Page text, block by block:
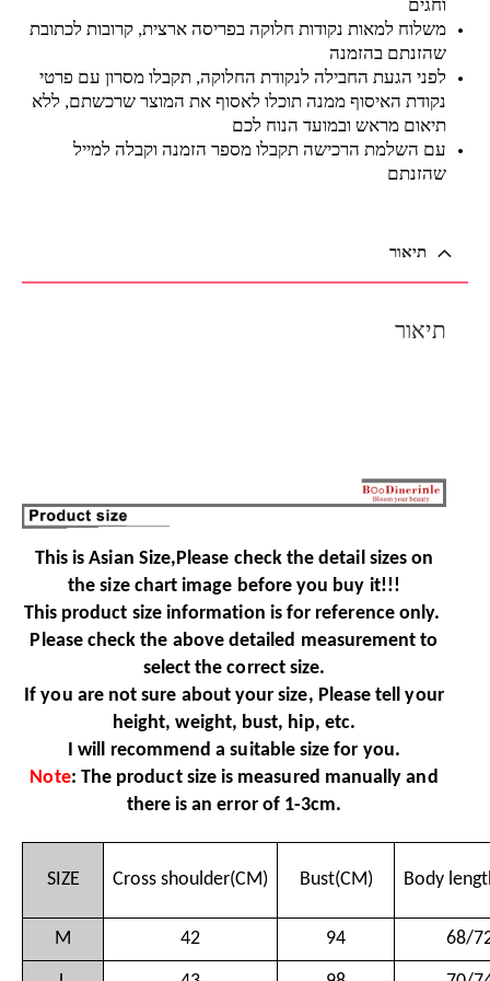
וחגים
משלוח למאות נקודות חלוקה בפריסה ארצית, קרובות לכתובת
שהזנתם בהזמנה
לפני הגעת החבילה לנקודת החלוקה, תקבלו מסרון עם פרטי
נקודת האיסוף ממנה תוכלו לאסוף את המוצר שרכשתם, ללא
תיאום מראש ובמועד הנוח לכם
עם השלמת הרכישה תקבלו מספר הזמנה וקבלה למייל
שהזנתם
תיאור
תיאור
This is Asian Size,Please check the detail sizes on
the size chart image before you buy it!!!
This product size information is for reference only.
Please check the above detailed measurement to
select the correct size.
If you are not sure about your size, Please tell your
height, weight, bust, hip, etc.
I will recommend a suitable size for you.
Note: The product size is measured manually and
there is an error of 1-3cm.
SIZE Cross shoulder(CM) Bust(CM) Body
M 42 94 68/